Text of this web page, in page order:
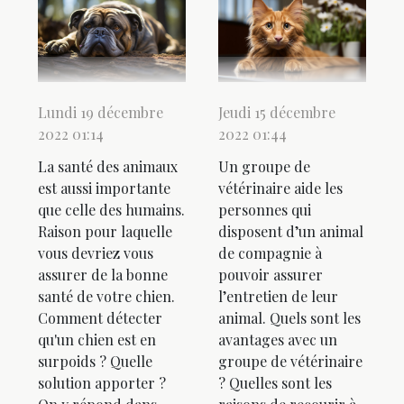
Lundi 19 décembre
2022 01:14
La santé des animaux
est aussi importante
que celle des humains.
Raison pour laquelle
vous devriez vous
assurer de la bonne
santé de votre chien.
Comment détecter
qu'un chien est en
surpoids ? Quelle
solution apporter ?
Jeudi 15 décembre
2022 01:44
Un groupe de
vétérinaire aide les
personnes qui
disposent d’un animal
de compagnie à
pouvoir assurer
l’entretien de leur
animal. Quels sont les
avantages avec un
groupe de vétérinaire
? Quelles sont les